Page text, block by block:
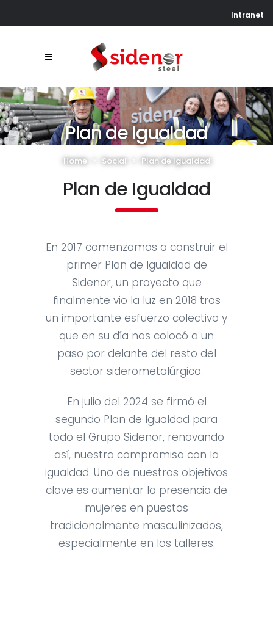
Intranet
Plan de Igualdad
Home Social Plan de Igualdad
Plan de Igualdad
En 2017 comenzamos a construir el
primer Plan de Igualdad de
Sidenor, un proyecto que
finalmente vio la luz en 2018 tras
un importante esfuerzo colectivo y
que en su día nos colocó a un
paso por delante del resto del
sector siderometalúrgico.
En julio del 2024 se firmó el
segundo Plan de Igualdad para
todo el Grupo Sidenor, renovando
así, nuestro compromiso con la
igualdad. Uno de nuestros objetivos
clave es aumentar la presencia de
mujeres en puestos
tradicionalmente masculinizados,
especialmente en los talleres.